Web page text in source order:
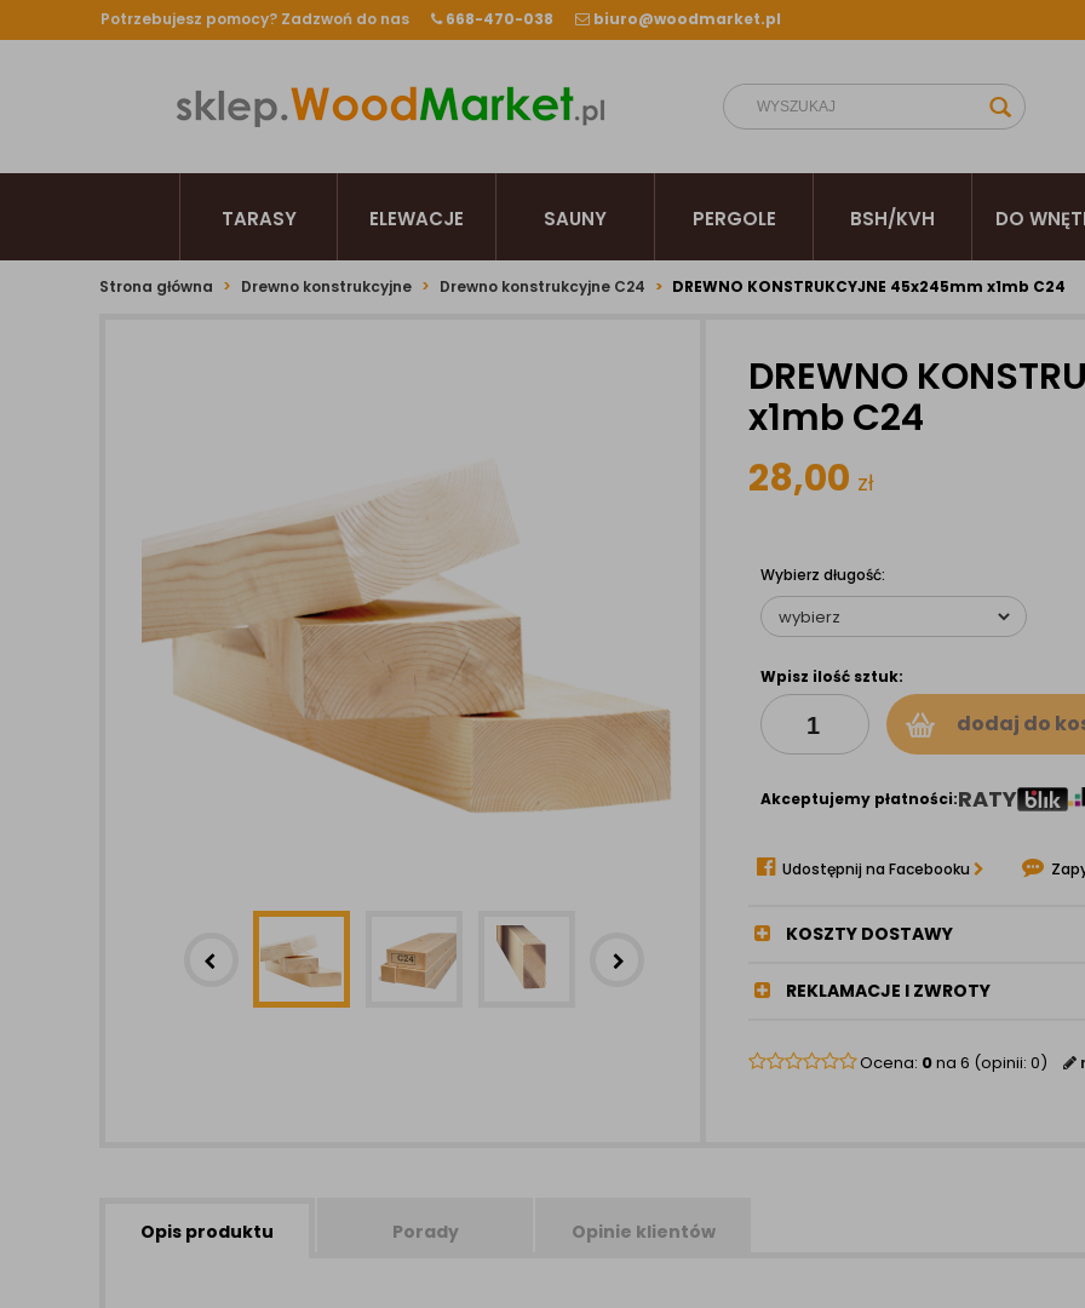
Potrzebujesz pomocy? Zadzwoń do nas 668-470-038 biuro@woodmarket.pl
TARASY ELEWACJE SAUNY PERGOLE BSH/KVH DO
Strona główna Drewno konstrukcyjne Drewno konstrukcyjne C24 DREWNO KONSTRUKCYJNE 45x245mm x1mb C24
DREWNO
x1mb C24
28,00 zł
Wybierz długość:
Wpisz ilość sztuk:
dodaj do
Akceptujemy płatności:RATY
Udostępnij na Facebooku
KOSZTY DOSTAWY
REKLAMACJE I ZWROTY
Ocena: 0na 6 (opinii: 0)
Opis produktu Porady Opinie klientów